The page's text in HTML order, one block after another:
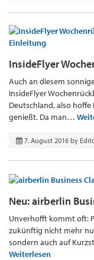
InsideFlyer
Auch an diesem
InsideFlyer
Deutschland, also hoffe
genießt. Da man…
7. August 2016 by
Neu: airberlin
Unverhofft kommt oft:
zukünftig nicht mehr
sondern auch auf
Weiterlesen